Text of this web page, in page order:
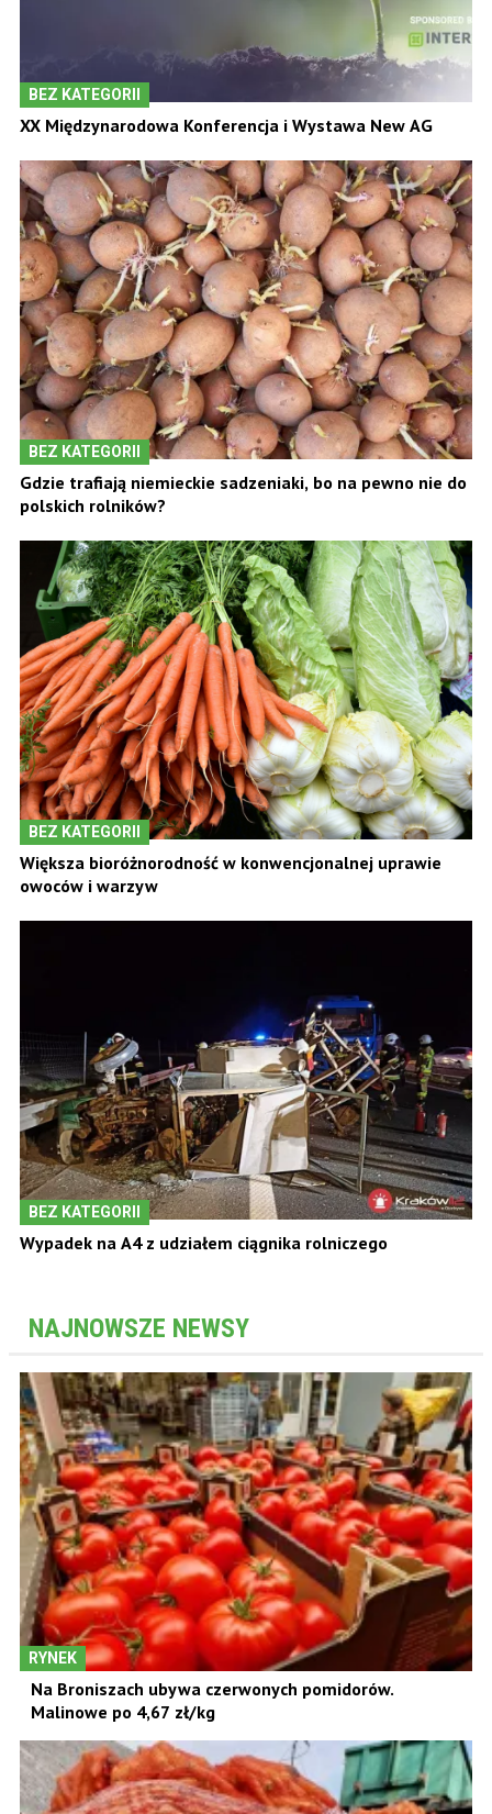
BEZ KATEGORII
XX Międzynarodowa Konferencja i Wystawa New AG
BEZ KATEGORII
Gdzie trafiają niemieckie sadzeniaki, bo na pewno nie do
polskich rolników?
BEZ KATEGORII
Większa bioróżnorodność w konwencjonalnej uprawie
owoców i warzyw
BEZ KATEGORII
Wypadek na A4 z udziałem ciągnika rolniczego
NAJNOWSZE NEWSY
RYNEK
Na Broniszach ubywa czerwonych pomidorów.
Malinowe po 4,67 zł/kg